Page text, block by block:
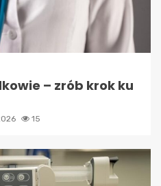
– zrób krok ku
15